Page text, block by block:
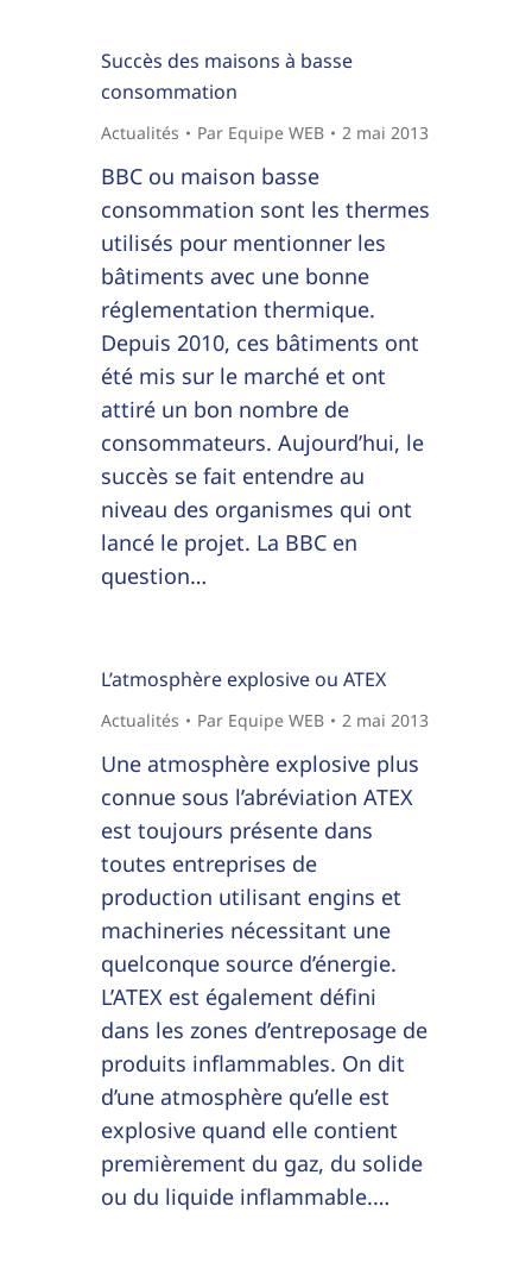
Succès des maisons à basse
consommation
Actualités Par Equipe WEB 2 mai 2013
BBC ou maison basse
consommation sont les thermes
utilisés pour mentionner les
bâtiments avec une bonne
réglementation thermique.
Depuis 2010, ces bâtiments ont
été mis sur le marché et ont
attiré un bon nombre de
consommateurs. Aujourd’hui, le
succès se fait entendre au
niveau des organismes qui ont
lancé le projet. La BBC en
question…
L’atmosphère explosive ou ATEX
Actualités Par Equipe WEB 2 mai 2013
Une atmosphère explosive plus
connue sous l’abréviation ATEX
est toujours présente dans
toutes entreprises de
production utilisant engins et
machineries nécessitant une
quelconque source d’énergie.
L’ATEX est également défini
dans les zones d’entreposage de
produits inflammables. On dit
d’une atmosphère qu’elle est
explosive quand elle contient
premièrement du gaz, du solide
ou du liquide inflammable.…